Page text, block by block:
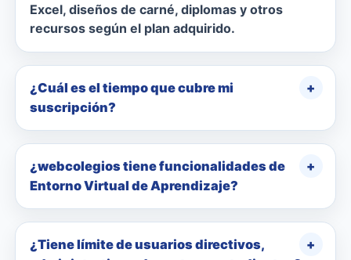
Excel, diseños de carné, diplomas y otros
recursos según el plan adquirido.
¿Cuál es el tiempo que cubre mi
suscripción?
¿webcolegios tiene funcionalidades de
Entorno Virtual de Aprendizaje?
¿Tiene límite de usuarios directivos,